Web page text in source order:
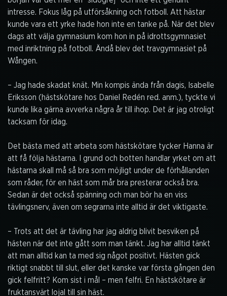
intresse. Fokus låg på utförsåkning och fotboll. Att hästar
kunde vara ett yrke hade hon inte en tanke på. När det blev
dags att välja gymnasium kom hon in på idrottsgymnasiet
med inriktning på fotboll. Ändå blev det travgymnasiet på
Wången.
– Jag hade skadat knät. Min kompis ända från dagis, Isabelle
Eriksson (hästskötare hos Daniel Redén red. anm.), tyckte vi
kunde lika gärna avverka några år till ihop. Det är jag otroligt
tacksam för idag.
Det bästa med att arbeta som hästskötare tycker Hanna är
att få följa hästarna. I grund och botten handlar yrket om att
hästarna skall må så bra som möjligt under de förhållanden
som råder, för en häst som mår bra presterar också bra.
Sedan är det också spänning och man bör ha en viss
tävlingsnerv, även om segrarna inte alltid är det viktigaste.
– Trots att det är tävling har jag aldrig blivit besviken på
hästen när det inte gått som man tänkt. Jag har alltid tänkt
att man alltid kan ta med sig något positivt. Hästen gick
riktigt snabbt till slut, eller det kanske var första gången den
gick felfritt? Kom sist i mål – men felfri. En hästskötare är
fruktansvärt lojal till sin häst.